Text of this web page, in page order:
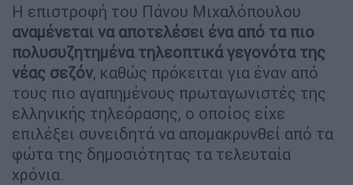
Η επιστροφή του Πάνου Μιχαλόπουλου
αναμένεται να αποτελέσει ένα από τα πιο
πολυσυζητημένα τηλεοπτικά γεγονότα της
νέας σεζόν, καθώς πρόκειται για έναν από
τους πιο αγαπημένους πρωταγωνιστές της
ελληνικής τηλεόρασης, ο οποίος είχε
επιλέξει συνειδητά να απομακρυνθεί από τα
φώτα της δημοσιότητας τα τελευταία
χρόνια.